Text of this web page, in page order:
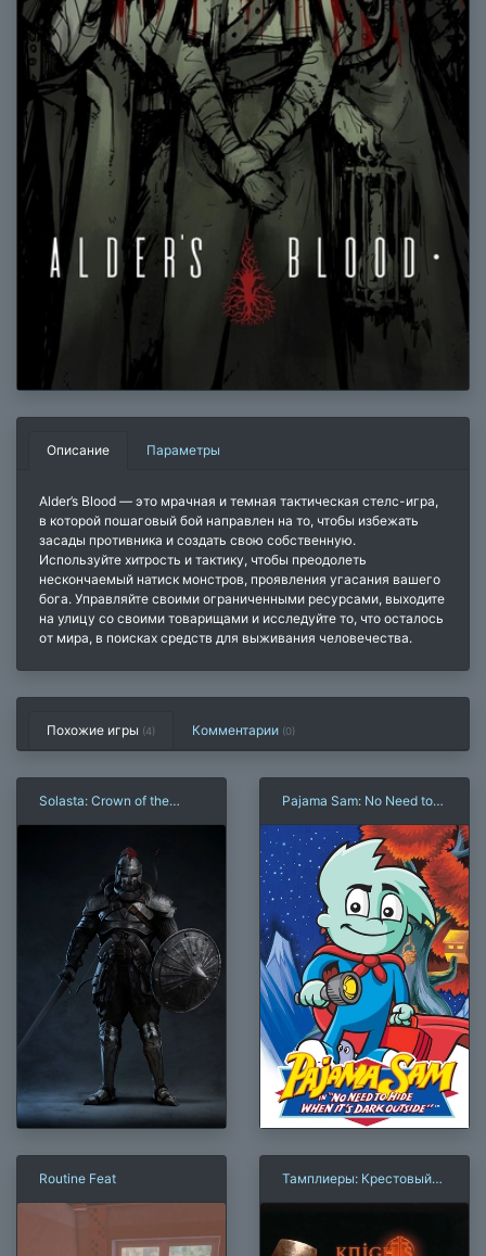
Описание Параметры
Alder’s Blood — это мрачная и темная тактическая стелс-игра,
в которой пошаговый бой направлен на то, чтобы избежать
засады противника и создать свою собственную.
Используйте хитрость и тактику, чтобы преодолеть
нескончаемый натиск монстров, проявления угасания вашего
бога. Управляйте своими ограниченными ресурсами, выходите
на улицу со своими товарищами и исследуйте то, что осталось
от мира, в поисках средств для выживания человечества.
Похожие игры (4) Комментарии (0)
Solasta: Crown of the
Pajama Sam: No Need to
Outside
Routine Feat
Тамплиеры: Крестовый